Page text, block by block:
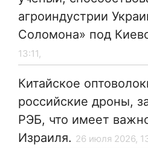
агроиндустрии
Соломона» под
13:11,
Китайское
российские дроны,
РЭБ, что имеет
Израиля. 26 июля 2026,